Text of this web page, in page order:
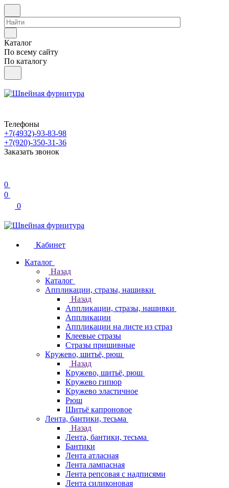
Каталог
По всему сайту
По каталогу
Телефоны
+7(4932)-93-83-98
+7(920)-350-31-36
Заказать звонок
0
0
0
Кабинет
Каталог
Назад
Каталог
Аппликации, стразы, нашивки
Назад
Аппликации, стразы, нашивки
Аппликации
Аппликации на листе из страз
Клеевые стразы
Стразы пришивные
Кружево, шитьё, рюш
Назад
Кружево, шитьё, рюш
Кружево гипюр
Кружево эластичное
Рюш
Шитьё капроновое
Лента, бантики, тесьма
Назад
Лента, бантики, тесьма
Бантики
Лента атласная
Лента лампасная
Лента репсовая с надписями
Лента силиконовая